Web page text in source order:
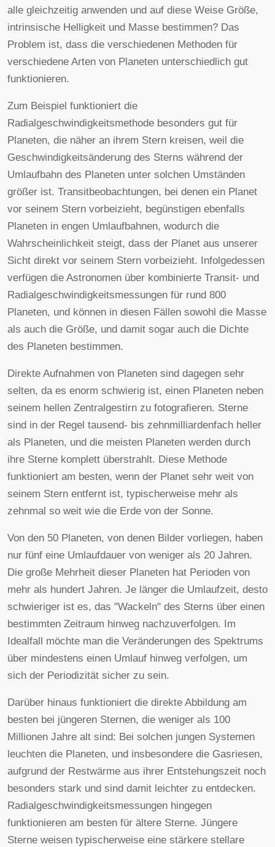
alle gleichzeitig anwenden und auf diese Weise Größe,
intrinsische Helligkeit und Masse bestimmen? Das
Problem ist, dass die verschiedenen Methoden für
verschiedene Arten von Planeten unterschiedlich gut
funktionieren.
Zum Beispiel funktioniert die
Radialgeschwindigkeitsmethode besonders gut für
Planeten, die näher an ihrem Stern kreisen, weil die
Geschwindigkeitsänderung des Sterns während der
Umlaufbahn des Planeten unter solchen Umständen
größer ist. Transitbeobachtungen, bei denen ein Planet
vor seinem Stern vorbeizieht, begünstigen ebenfalls
Planeten in engen Umlaufbahnen, wodurch die
Wahrscheinlichkeit steigt, dass der Planet aus unserer
Sicht direkt vor seinem Stern vorbeizieht. Infolgedessen
verfügen die Astronomen über kombinierte Transit- und
Radialgeschwindigkeitsmessungen für rund 800
Planeten, und können in diesen Fällen sowohl die Masse
als auch die Größe, und damit sogar auch die Dichte
des Planeten bestimmen.
Direkte Aufnahmen von Planeten sind dagegen sehr
selten, da es enorm schwierig ist, einen Planeten neben
seinem hellen Zentralgestirn zu fotografieren. Sterne
sind in der Regel tausend- bis zehnmilliardenfach heller
als Planeten, und die meisten Planeten werden durch
ihre Sterne komplett überstrahlt. Diese Methode
funktioniert am besten, wenn der Planet sehr weit von
seinem Stern entfernt ist, typischerweise mehr als
zehnmal so weit wie die Erde von der Sonne.
Von den 50 Planeten, von denen Bilder vorliegen, haben
nur fünf eine Umlaufdauer von weniger als 20 Jahren.
Die große Mehrheit dieser Planeten hat Perioden von
mehr als hundert Jahren. Je länger die Umlaufzeit, desto
schwieriger ist es, das "Wackeln" des Sterns über einen
bestimmten Zeitraum hinweg nachzuverfolgen. Im
Idealfall möchte man die Veränderungen des Spektrums
über mindestens einen Umlauf hinweg verfolgen, um
sich der Periodizität sicher zu sein.
Darüber hinaus funktioniert die direkte Abbildung am
besten bei jüngeren Sternen, die weniger als 100
Millionen Jahre alt sind: Bei solchen jungen Systemen
leuchten die Planeten, und insbesondere die Gasriesen,
aufgrund der Restwärme aus ihrer Entstehungszeit noch
besonders stark und sind damit leichter zu entdecken.
Radialgeschwindigkeitsmessungen hingegen
funktionieren am besten für ältere Sterne. Jüngere
Sterne weisen typischerweise eine stärkere stellare